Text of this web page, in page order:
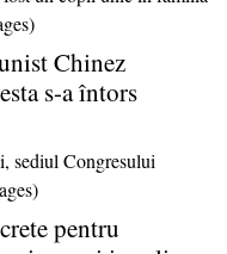
Chinez
s-a întors
pentru